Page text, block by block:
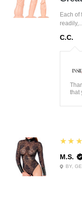
Each of
C.C.
that
5
M.S.
BY,